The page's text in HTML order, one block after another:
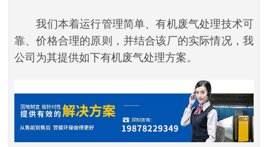
我们本着运行管理简单、有机废气处理技术可
靠、价格合理的原则，并结合该厂的实际情况，我
公司为其提供如下有机废气处理方案。